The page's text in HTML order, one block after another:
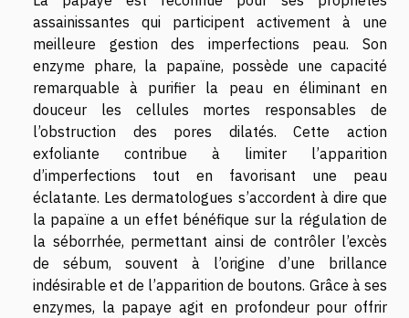
assainissantes qui participent activement à une
meilleure gestion des imperfections peau. Son
enzyme phare, la papaïne, possède une capacité
remarquable à purifier la peau en éliminant en
douceur les cellules mortes responsables de
l’obstruction des pores dilatés. Cette action
exfoliante contribue à limiter l’apparition
d’imperfections tout en favorisant une peau
éclatante. Les dermatologues s’accordent à dire que
la papaïne a un effet bénéfique sur la régulation de
la séborrhée, permettant ainsi de contrôler l’excès
de sébum, souvent à l’origine d’une brillance
indésirable et de l’apparition de boutons. Grâce à ses
enzymes, la papaye agit en profondeur pour offrir